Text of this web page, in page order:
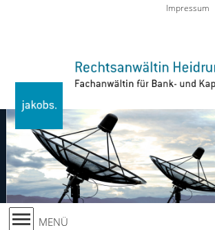
Zur Navigation springen
Impressum
MENÜ